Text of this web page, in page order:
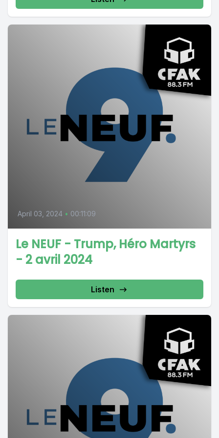
April 03, 2024 • 00:11:09
Le NEUF - Trump, Héro Martyrs
- 2 avril 2024
Listen